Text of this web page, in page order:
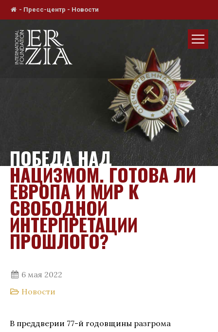
- Пресс-центр - Новости
ПОБЕДА НАД
НАЦИЗМОМ. ГОТОВА ЛИ
ЕВРОПА И МИР К
СВОБОДНОЙ
ИНТЕРПРЕТАЦИИ
ПРОШЛОГО?
6 мая 2022
Новости
В преддверии 77-й годовщины разгрома